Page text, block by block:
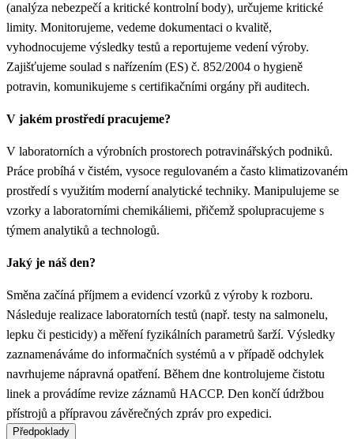
(analýza nebezpečí a kritické kontrolní body), určujeme kritické
limity. Monitorujeme, vedeme dokumentaci o kvalitě,
vyhodnocujeme výsledky testů a reportujeme vedení výroby.
Zajišťujeme soulad s nařízením (ES) č. 852/2004 o hygieně
potravin, komunikujeme s certifikačními orgány při auditech.
V jakém prostředí pracujeme?
V laboratorních a výrobních prostorech potravinářských podniků.
Práce probíhá v čistém, vysoce regulovaném a často klimatizovaném
prostředí s využitím moderní analytické techniky. Manipulujeme se
vzorky a laboratorními chemikáliemi, přičemž spolupracujeme s
týmem analytiků a technologů.
Jaký je náš den?
Směna začíná příjmem a evidencí vzorků z výroby k rozboru.
Následuje realizace laboratorních testů (např. testy na salmonelu,
lepku či pesticidy) a měření fyzikálních parametrů šarží. Výsledky
zaznamenáváme do informačních systémů a v případě odchylek
navrhujeme nápravná opatření. Během dne kontrolujeme čistotu
linek a provádíme revize záznamů HACCP. Den končí údržbou
přístrojů a přípravou závěrečných zpráv pro expedici.
Předpoklady